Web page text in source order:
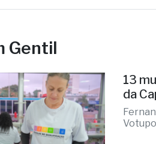
Gentil
13
da